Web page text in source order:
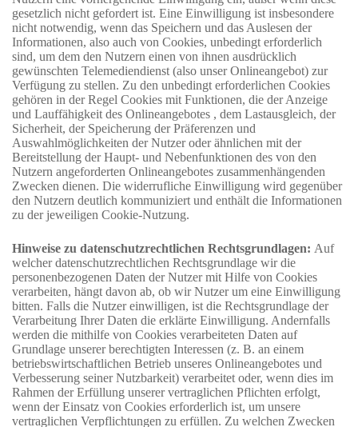
gesetzlich nicht gefordert ist. Eine Einwilligung ist insbesondere
nicht notwendig, wenn das Speichern und das Auslesen der
Informationen, also auch von Cookies, unbedingt erforderlich
sind, um dem den Nutzern einen von ihnen ausdrücklich
gewünschten Telemediendienst (also unser Onlineangebot) zur
Verfügung zu stellen. Zu den unbedingt erforderlichen Cookies
gehören in der Regel Cookies mit Funktionen, die der Anzeige
und Lauffähigkeit des Onlineangebotes , dem Lastausgleich, der
Sicherheit, der Speicherung der Präferenzen und
Auswahlmöglichkeiten der Nutzer oder ähnlichen mit der
Bereitstellung der Haupt- und Nebenfunktionen des von den
Nutzern angeforderten Onlineangebotes zusammenhängenden
Zwecken dienen. Die widerrufliche Einwilligung wird gegenüber
den Nutzern deutlich kommuniziert und enthält die Informationen
zu der jeweiligen Cookie-Nutzung.
Hinweise zu datenschutzrechtlichen Rechtsgrundlagen: Auf
welcher datenschutzrechtlichen Rechtsgrundlage wir die
personenbezogenen Daten der Nutzer mit Hilfe von Cookies
verarbeiten, hängt davon ab, ob wir Nutzer um eine Einwilligung
bitten. Falls die Nutzer einwilligen, ist die Rechtsgrundlage der
Verarbeitung Ihrer Daten die erklärte Einwilligung. Andernfalls
werden die mithilfe von Cookies verarbeiteten Daten auf
Grundlage unserer berechtigten Interessen (z. B. an einem
betriebswirtschaftlichen Betrieb unseres Onlineangebotes und
Verbesserung seiner Nutzbarkeit) verarbeitet oder, wenn dies im
Rahmen der Erfüllung unserer vertraglichen Pflichten erfolgt,
wenn der Einsatz von Cookies erforderlich ist, um unsere
vertraglichen Verpflichtungen zu erfüllen. Zu welchen Zwecken